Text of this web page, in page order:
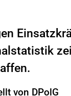
von DPolG